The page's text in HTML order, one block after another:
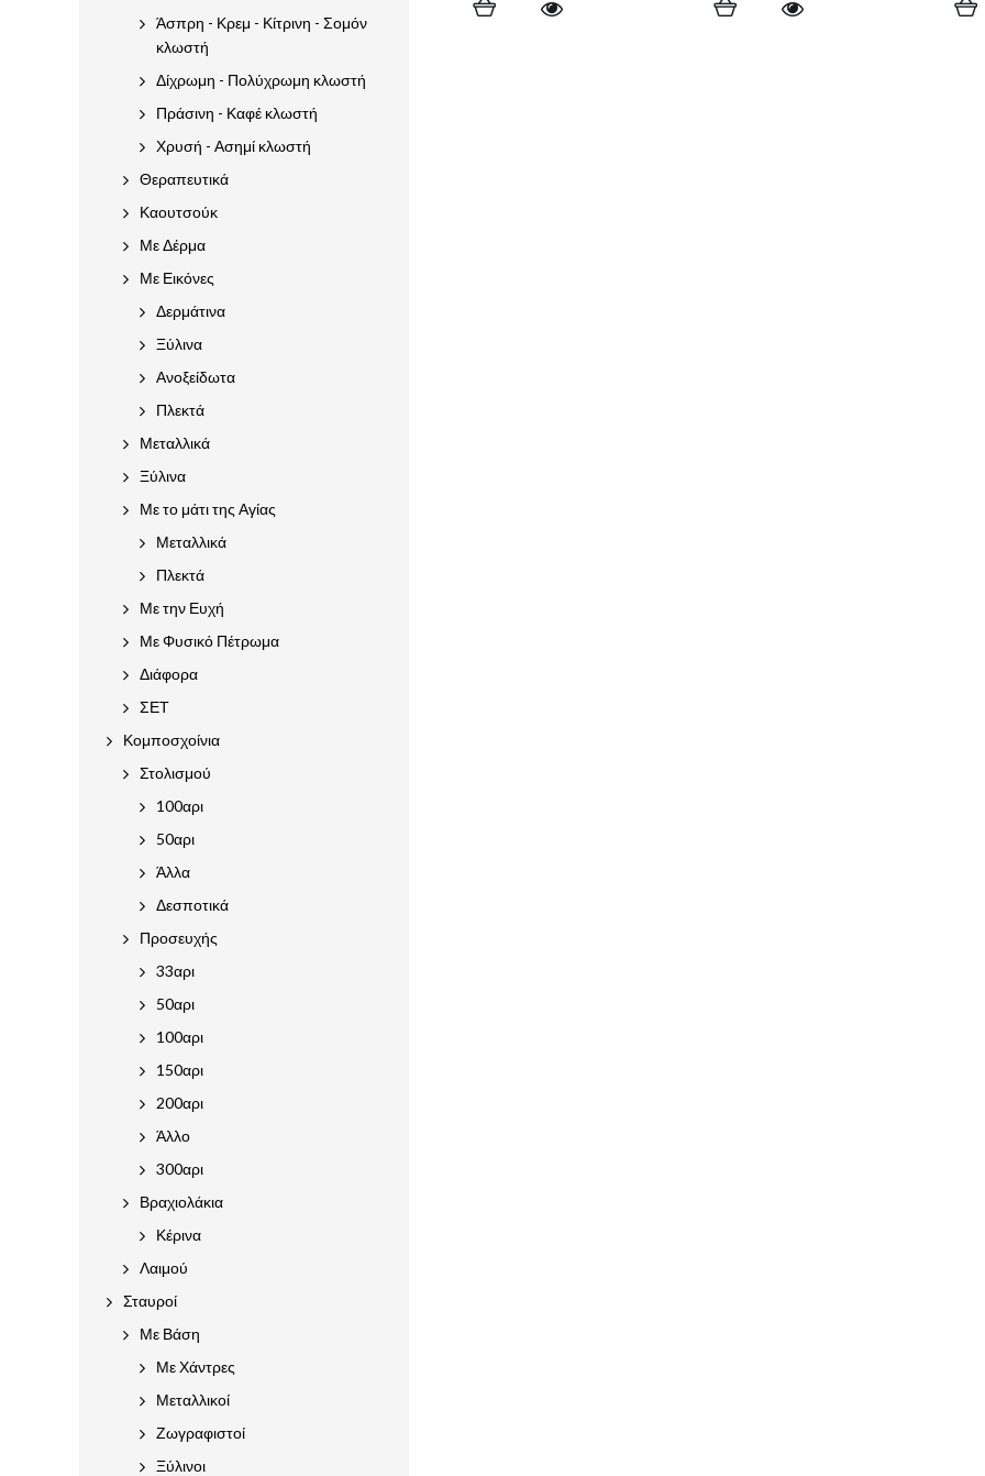
Άσπρη - Κρεμ - Κίτρινη - Σομόν
κλωστή
Δίχρωμη - Πολύχρωμη κλωστή
Πράσινη - Καφέ κλωστή
Χρυσή - Ασημί κλωστή
Θεραπευτικά
Καουτσούκ
Με Δέρμα
Με Εικόνες
Δερμάτινα
Ξύλινα
Ανοξείδωτα
Πλεκτά
Μεταλλικά
Ξύλινα
Με το μάτι της Αγίας
Μεταλλικά
Πλεκτά
Με την Ευχή
Με Φυσικό Πέτρωμα
Διάφορα
ΣΕΤ
Κομποσχοίνια
Στολισμού
100αρι
50αρι
Άλλα
Δεσποτικά
Προσευχής
33αρι
50αρι
100αρι
150αρι
200αρι
Άλλο
300αρι
Βραχιολάκια
Κέρινα
Λαιμού
Σταυροί
Με Βάση
Με Χάντρες
Μεταλλικοί
Ζωγραφιστοί
Ξύλινοι